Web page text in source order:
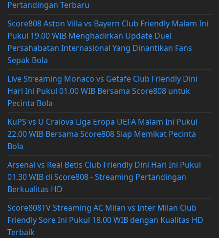
Pertandingan Terbaru
Score808 Aston Villa vs Bayern Club Friendly Malam Ini
Pukul 19.00 WIB Menghadirkan Update Duel
Persahabatan Internasional Yang Dinantikan Fans
Sepak Bola
Live Streaming Monaco vs Getafe Club Friendly Dini
Hari Ini Pukul 01.00 WIB Bersama Score808 untuk
Pecinta Bola
KuPS vs U Craiova Liga Eropa UEFA Malam Ini Pukul
22.00 WIB Bersama Score808 Siap Memikat Pecinta
Bola
Arsenal vs Real Betis Club Friendly Dini Hari Ini Pukul
01.30 WIB di Score808 - Streaming Pertandingan
Berkualitas HD
Score808TV Streaming AC Milan vs Inter Milan Club
Friendly Sore Ini Pukul 18.00 WIB dengan Kualitas HD
Terbaik